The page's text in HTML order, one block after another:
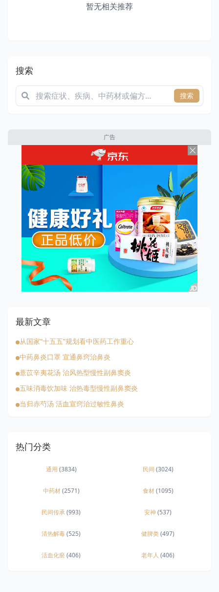
暂无相关推荐
搜索
搜索
广告
最新文章
从国家“十五五”规划看中医药工作重心
中药鼻炎口罩 宣通鼻窍治鼻炎
薏苡辛夷花汤 治风热型慢性副鼻窦炎
五味消毒饮加味 治热毒型慢性副鼻窦炎
当归赤芍汤 活血宣窍治过敏性鼻炎
热门分类
通用 (3834) 民间 (3024)
中药材(2571) 食材(1095)
民间传承(993) 安神(537)
清热解毒(525) 健脾类(497)
活血化瘀(406) 老年人 (406)